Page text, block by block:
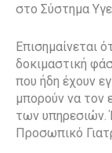
στο Σύστημα
Επισημαίνεται
δοκιμαστική
που ήδη έχουν
μπορούν να τον
των υπηρεσιών.
Προσωπικό